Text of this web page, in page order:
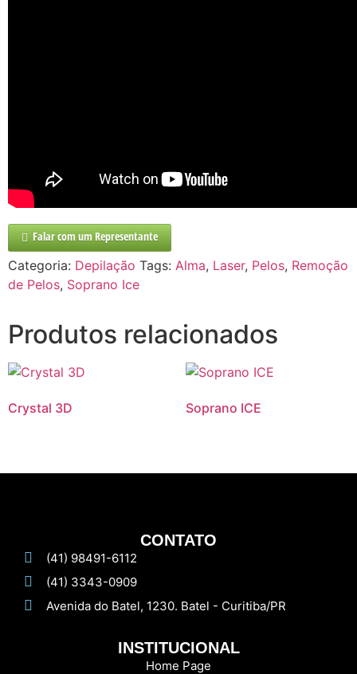
Falar com um Representante
Categoria: Depilação Tags: Alma, Laser, Pelos, Remoção
de Pelos, Soprano Ice
Produtos relacionados
Crystal 3D Soprano ICE
CONTATO
(41) 98491-6112
(41) 3343-0909
Avenida do Batel, 1230. Batel - Curitiba/PR
INSTITUCIONAL
Home Page